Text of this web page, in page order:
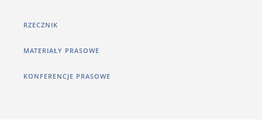
RZECZNIK
MATERIAŁY PRASOWE
KONFERENCJE PRASOWE